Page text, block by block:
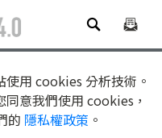
用 cookies 分析技術。
意我們使用 cookies，
的 隱私權政策 。